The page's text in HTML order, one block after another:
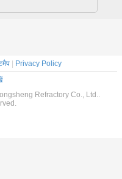
| Privacy Policy
Refractory Co., Ltd..